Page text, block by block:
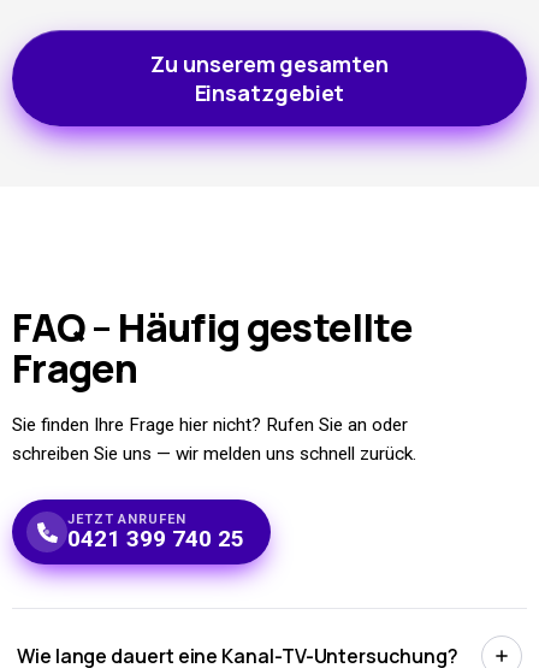
Zu unserem gesamten
Einsatzgebiet
FAQ – Häufiggestellte
Fragen
Sie finden Ihre Frage hier nicht? Rufen Sie an oder
schreiben Sie uns — wir melden uns schnell zurück.
JETZT ANRUFEN
0421 399 740 25
Wie lange dauert eine Kanal-TV-Untersuchung?